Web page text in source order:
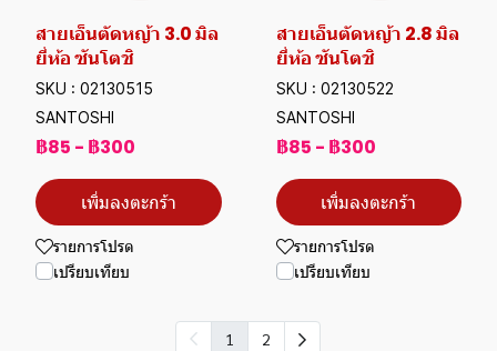
สายเอ็นตัดหญ้า 3.0 มิล
ยี่ห้อ ซันโตชิ
SKU : 02130515
SANTOSHI
฿85 - ฿300
เพิ่มลงตะกร้า
รายการโปรด
เปรียบเทียบ
สายเอ็นตัดหญ้า 2.8 มิล
ยี่ห้อ ซันโตชิ
SKU : 02130522
SANTOSHI
฿85 - ฿300
เพิ่มลงตะกร้า
รายการโปรด
เปรียบเทียบ
1 2